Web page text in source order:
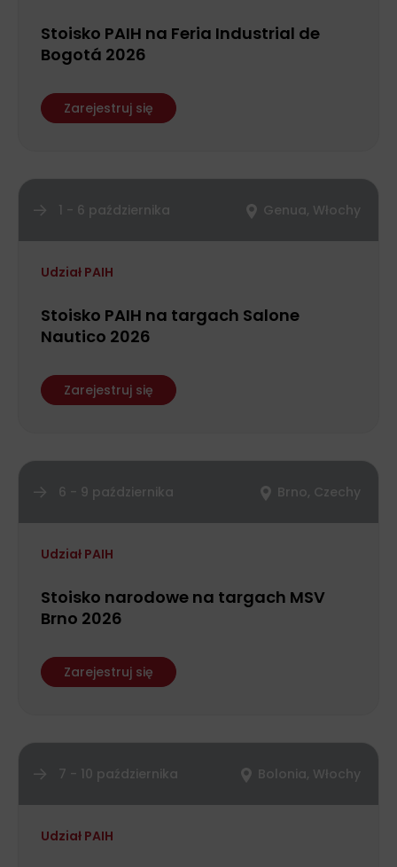
Stoisko PAIH na Feria Industrial de
Bogotá 2026
Zarejestruj się
1 - 6 października Genua, Włochy
Udział PAIH
Stoisko PAIH na targach Salone
Nautico 2026
Zarejestruj się
6 - 9 października Brno, Czechy
Udział PAIH
Stoisko narodowe na targach MSV
Brno 2026
Zarejestruj się
7 - 10 października Bolonia, Włochy
Udział PAIH